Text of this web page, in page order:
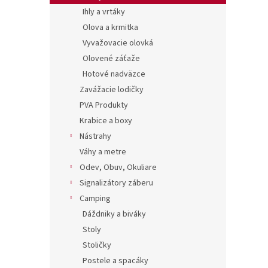
Ihly a vrtáky
Olova a krmitka
Vyvažovacie olovká
Olovené záťaže
Hotové nadväzce
Zavážacie lodičky
PVA Produkty
Krabice a boxy
Nástrahy
Váhy a metre
Odev, Obuv, Okuliare
Signalizátory záberu
Camping
Dáždniky a biváky
Stoly
Stoličky
Postele a spacáky